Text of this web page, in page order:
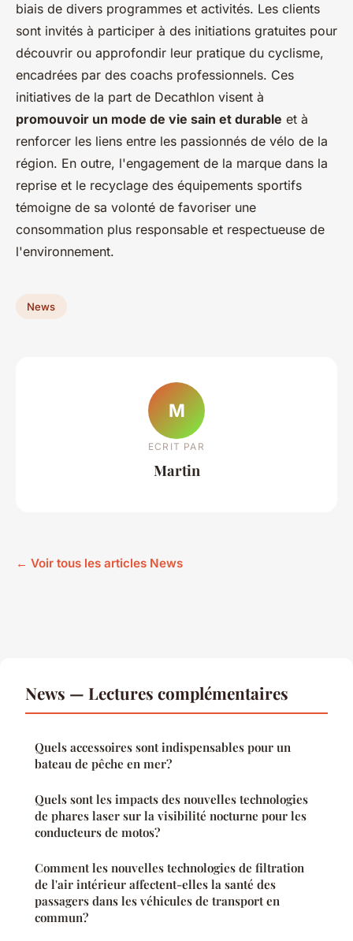
biais de divers programmes et activités. Les clients
sont invités à participer à des initiations gratuites pour
découvrir ou approfondir leur pratique du cyclisme,
encadrées par des coachs professionnels. Ces
initiatives de la part de Decathlon visent à
promouvoir un mode de vie sain et durable et à
renforcer les liens entre les passionnés de vélo de la
région. En outre, l'engagement de la marque dans la
reprise et le recyclage des équipements sportifs
témoigne de sa volonté de favoriser une
consommation plus responsable et respectueuse de
l'environnement.
News
M
ECRIT PAR
Martin
← Voir tous les articles News
News — Lectures complémentaires
Quels accessoires sont indispensables pour un
bateau de pêche en mer?
Quels sont les impacts des nouvelles technologies
de phares laser sur la visibilité nocturne pour les
conducteurs de motos?
Comment les nouvelles technologies de filtration
de l'air intérieur affectent-elles la santé des
passagers dans les véhicules de transport en
commun?